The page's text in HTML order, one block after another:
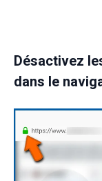
Désactivez
dans le